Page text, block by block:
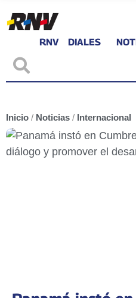
RNV DIALES
Inicio / Noticias / Internacional